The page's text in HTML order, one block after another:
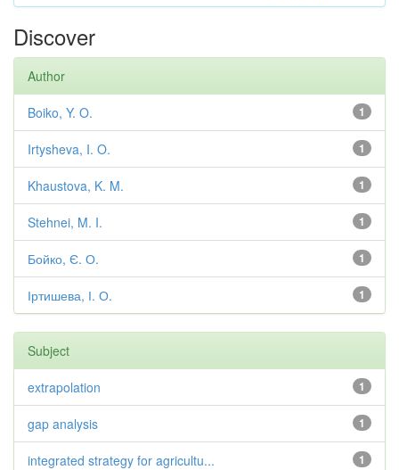
Discover
Author
1
Boiko, Y. O.
1
Irtysheva, I. O.
1
Khaustova, K. M.
1
Stehnei, M. I.
1
Бойко, Є. О.
1
Іртишева, І. О.
Subject
1
extrapolation
1
gap analysis
1
integrated strategy for agricultu...